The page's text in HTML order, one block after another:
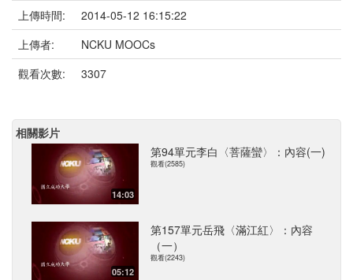
上傳時間:
2014-05-12 16:15:22
上傳者:
NCKU MOOCs
觀看次數:
3307
相關影片
14:03
第94單元李白〈菩薩蠻〉：內容(一)
觀看(2585)
05:12
第157單元岳飛〈滿江紅〉：內容
（一）
觀看(2243)